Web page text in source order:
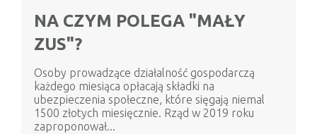
NA CZYM POLEGA "MAŁY
ZUS"?
Osoby prowadzące działalność gospodarczą
każdego miesiąca opłacają składki na
ubezpieczenia społeczne, które sięgają niemal
1500 złotych miesięcznie. Rząd w 2019 roku
zaproponował...